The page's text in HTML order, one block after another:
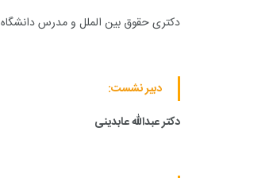
دکتری حقوق بین الملل و مدرس دانشگاه
دبیر نشست:
دکتر عبدالله عابدینی